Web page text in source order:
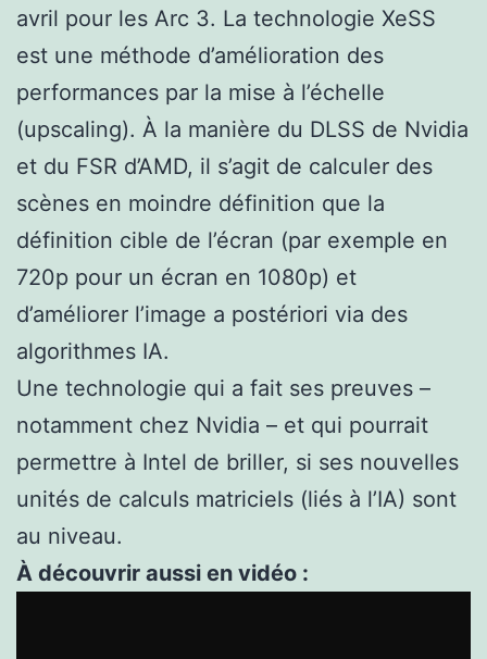
avril pour les Arc 3. La technologie XeSS
est une méthode d’amélioration des
performances par la mise à l’échelle
(upscaling). À la manière du DLSS de Nvidia
et du FSR d’AMD, il s’agit de calculer des
scènes en moindre définition que la
définition cible de l’écran (par exemple en
720p pour un écran en 1080p) et
d’améliorer l’image a postériori via des
algorithmes IA.
Une technologie qui a fait ses preuves –
notamment chez Nvidia – et qui pourrait
permettre à Intel de briller, si ses nouvelles
unités de calculs matriciels (liés à l’IA) sont
au niveau.
À découvrir aussi en vidéo :